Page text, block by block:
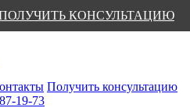
Получить консультацию
19-73
КОНСУЛЬТАЦИЮ